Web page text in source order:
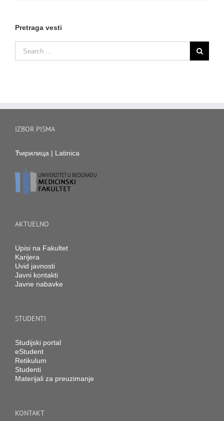
Pretraga vesti
IZBOR PISMA
Ћирилица | Latinica
AKTUELNO
Upisi na Fakultet
Karijera
Uvid javnosti
Javni kontakti
Javne nabavke
STUDENTI
Studijski portal
eStudent
Retikulum
Studenti
Materijali za preuzimanje
KONTAKT